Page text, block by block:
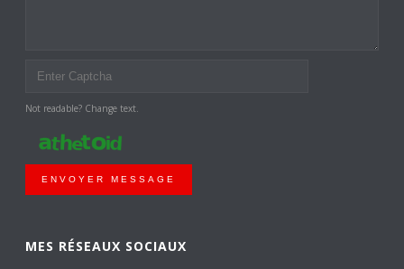
Not readable? Change text.
ENVOYER MESSAGE
MES RÉSEAUX SOCIAUX